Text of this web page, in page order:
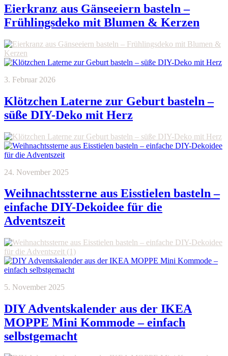
Eierkranz aus Gänseeiern basteln –
Frühlingsdeko mit Blumen & Kerzen
3. Februar 2026
Klötzchen Laterne zur Geburt basteln –
süße DIY-Deko mit Herz
24. November 2025
Weihnachtssterne aus Eisstielen basteln –
einfache DIY-Dekoidee für die
Adventszeit
5. November 2025
DIY Adventskalender aus der IKEA
MOPPE Mini Kommode – einfach
selbstgemacht